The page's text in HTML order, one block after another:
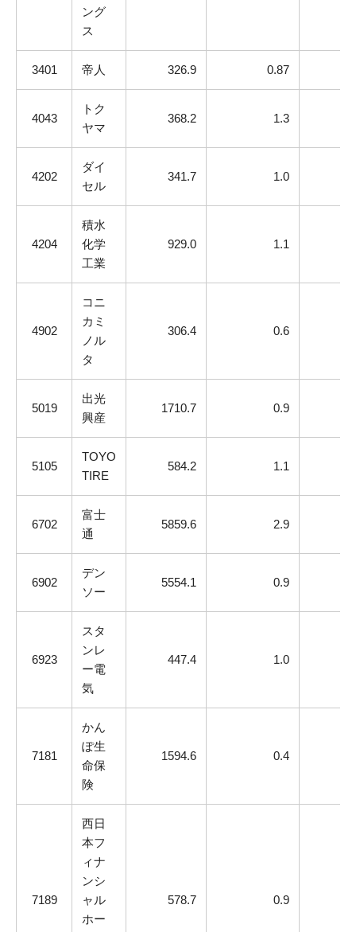
ング
ス
3401 帝人 326.9 0.87
4043
トク
ヤマ
368.2 1.3
4202
ダイ
セル
341.7 1.0
4204
積水
化学
工業
929.0 1.1
4902
コニ
カミ
ノル
タ
306.4 0.6
5019
出光
興産
1710.7 0.9
5105
TOYO
TIRE
584.2 1.1
6702
富士
通
5859.6 2.9
6902
デン
ソー
5554.1 0.9
6923
スタ
ンレ
ー電
気
447.4 1.0
7181
かん
ぽ生
命保
険
1594.6 0.4
7189
西日
本フ
ィナ
ンシ
ャル
ホー
578.7 0.9